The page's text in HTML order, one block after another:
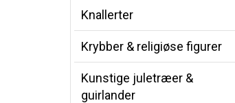
Knallerter
Krybber & religiøse figurer
Kunstige juletræer &
guirlander